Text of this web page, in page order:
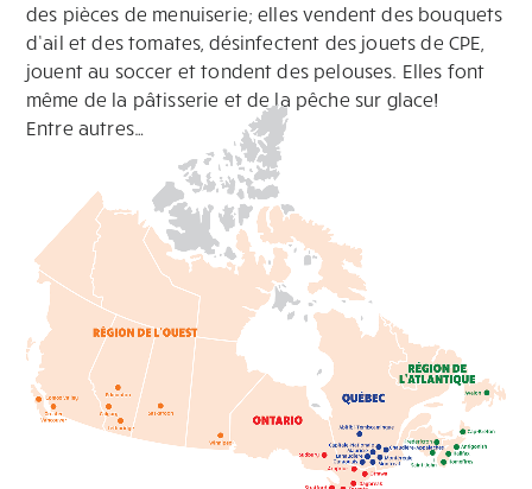
des pièces de menuiserie; elles vendent des bouquets
d’ail et des tomates, désinfectent des jouets de CPE,
jouent au soccer et tondent des pelouses. Elles font
même de la pâtisserie et de la pêche sur glace!
Entre autres…